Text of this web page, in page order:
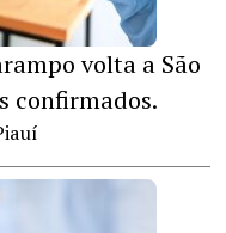
volta a São
confirmados.